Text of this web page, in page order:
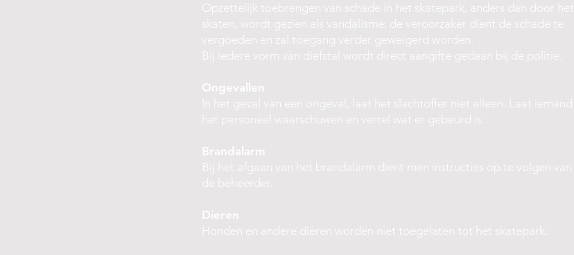
Opzettelijk toebrengen van schade in het skatepark, anders dan door het
skaten, wordt gezien als vandalisme; de veroorzaker dient de schade te
vergoeden en zal toegang verder geweigerd worden.
Bij iedere vorm van diefstal wordt direct aangifte gedaan bij de politie.
Ongevallen
In het geval van een ongeval, laat het slachtoffer niet alleen. Laat iemand
het personeel waarschuwen en vertel wat er gebeurd is.
Brandalarm
Bij het afgaan van het brandalarm dient men instructies op te volgen van
de beheerder.
Dieren
Honden en andere dieren worden niet toegelaten tot het skatepark.